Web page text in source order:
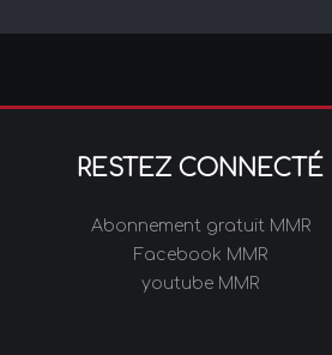
RESTEZ CONNECTÉ
Abonnement gratuit MMR
Facebook MMR
youtube MMR